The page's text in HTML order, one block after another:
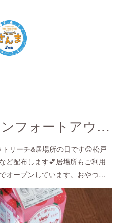
【マザーズ・コンフォートアウトリーチ💕in松戸】
リーチ&居場所の日です😊松戸
ど配布します💕居場所もご利用
オープンしています。おやつ…